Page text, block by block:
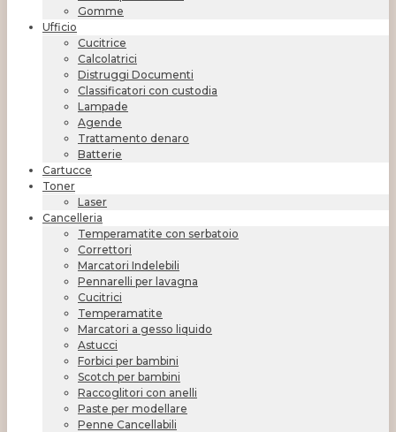
Gomme
Ufficio
Cucitrice
Calcolatrici
Distruggi Documenti
Classificatori con custodia
Lampade
Agende
Trattamento denaro
Batterie
Cartucce
Toner
Laser
Cancelleria
Temperamatite con serbatoio
Correttori
Marcatori Indelebili
Pennarelli per lavagna
Cucitrici
Temperamatite
Marcatori a gesso liquido
Astucci
Forbici per bambini
Scotch per bambini
Raccoglitori con anelli
Paste per modellare
Penne Cancellabili